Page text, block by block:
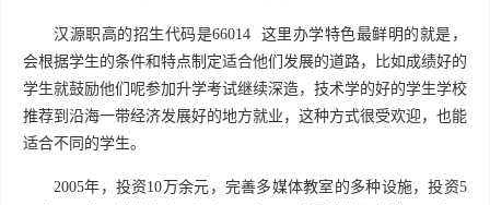
汉源职高的招生代码是66014 这里办学特色最鲜明的就是，
会根据学生的条件和特点制定适合他们发展的道路，比如成绩好的
学生就鼓励他们呢参加升学考试继续深造，技术学的好的学生学校
推荐到沿海一带经济发展好的地方就业，这种方式很受欢迎，也能
适合不同的学生。
2005年，投资10万余元，完善多媒体教室的多种设施，投资5